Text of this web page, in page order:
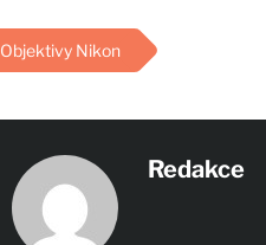
Objektivy Nikon
Redakce